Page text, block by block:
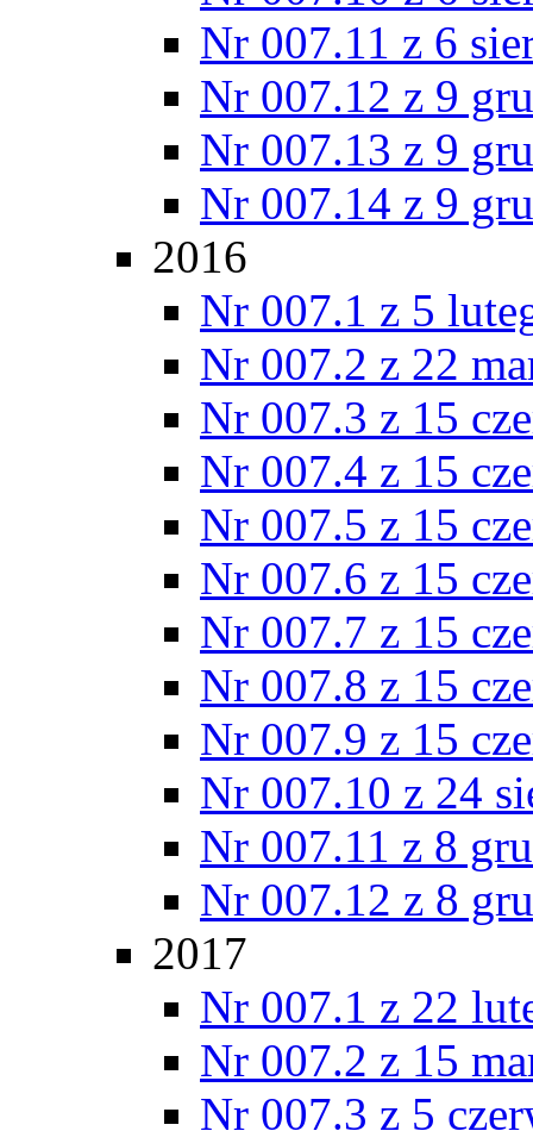
Nr 007.11 z 6
Nr 007.12 z 9
Nr 007.13 z 9
Nr 007.14 z 9
2016
Nr 007.1 z 5
Nr 007.2 z 22
Nr 007.3 z 15
Nr 007.4 z 15
Nr 007.5 z 15
Nr 007.6 z 15
Nr 007.7 z 15
Nr 007.8 z 15
Nr 007.9 z 15
Nr 007.10 z 24
Nr 007.11 z 8
Nr 007.12 z 8
2017
Nr 007.1 z 22
Nr 007.2 z 15
Nr 007.3 z 5